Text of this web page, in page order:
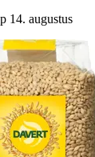
14. augustus